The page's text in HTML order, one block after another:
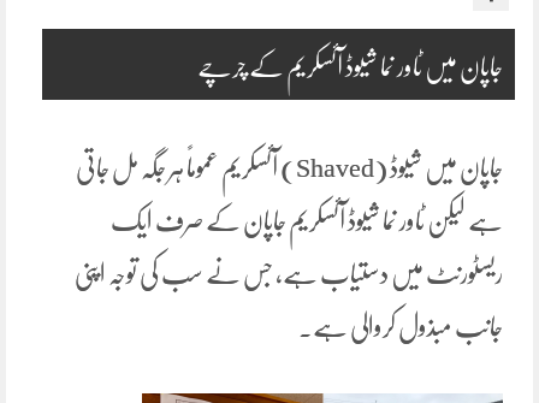
جاپان میں ٹاور نما شیوڈ آئسکریم کے چرچے
جاپان میں شیوڈ (Shaved) آئسکریم عموماً ہر جگہ مل جاتی
ہے لیکن ٹاور نما شیوڈ آئسکریم جاپان کے صرف ایک
ریسٹورنٹ میں دستیاب ہے، جس نے سب کی توجہ اپنی
جانب مبذول کروالی ہے۔